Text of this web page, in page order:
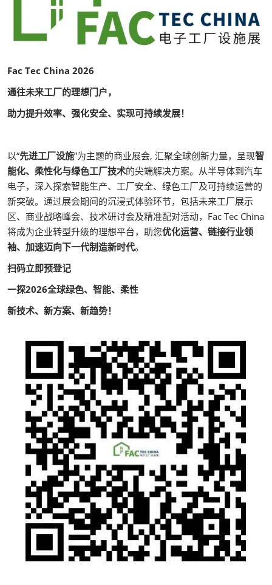
Fac Tec China 2026
通往未来工厂的理想门户，
助力提升效率、强化安全、实现可持续发展！
以“先进工厂设施”为主题的商业展会, 汇聚全球创新力量，呈现智
能化、柔性化与绿色工厂技术的尖端解决方案。从半导体到汽车
电子，深入探索智能生产、工厂安全、绿色工厂及可持续运营的
新突破。通过展会期间的沉浸式体验环节，包括未来工厂展示
区、商业战略峰会、技术研讨会及精准配对活动，Fac Tec China
将成为企业转型升级的理想平台，助您优化运营、链接行业领
袖、加速迈向下一代制造新时代。
扫码立即预登记
一探2026全球绿色、智能、柔性
新技术、新方案、新趋势！